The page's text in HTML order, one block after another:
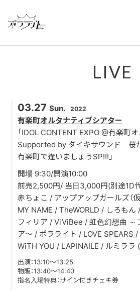
NEWS
MEMBERS
REGULATION
LIVE
YOUTUBE
DISCOGRAPHY
LIVE
03.27 Sun. 2022
有楽町オルタナティブシアター
「IDOL CONTENT EXPO @有楽町
Supported by ダイキサウンド 桜
有楽町で逢いましょうSP!!!」
開場 9:30/開演10:00
前売2,500円/ 当日3,000円(別途1D
赤ちょこ / アップアップガールズ（
MY NAME / TheWORLD / しろもん
フィリア / ViViBee / 虹色幻想曲 ～
ア～ / ポラライト / LOVE SPEARS
WiTH YOU / LAPINAILE / ルミララ
出演：13:10〜13:25
物販：13:40〜14:40
指名入場特典：サイン付きチェキ券